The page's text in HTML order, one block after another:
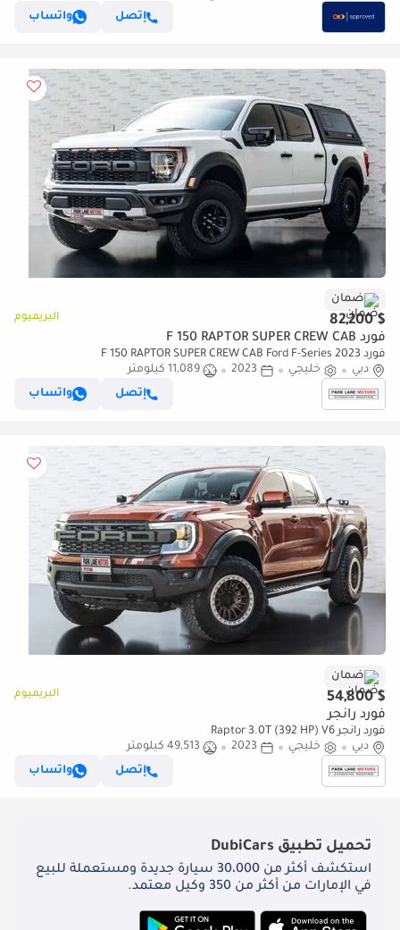
إتصل
واتساب
ضمان
$ 82,200 البريميوم
فورد F 150 RAPTOR SUPER CREW CAB
فورد F 150 RAPTOR SUPER CREW CAB Ford F-Series 2023
دبي
خليجي 2023
11,089 كيلومتر
إتصل
واتساب
ضمان
$ 54,800 البريميوم
فورد رانجر
فورد رانجر Raptor 3.0T (392 HP) V6
دبي
خليجي 2023
49,513 كيلومتر
إتصل
واتساب
تحميل تطبيق DubiCars
استكشف أكثر من 30،000 سيارة جديدة ومستعملة للبيع
في الإمارات من أكثر من 350 وكيل معتمد.